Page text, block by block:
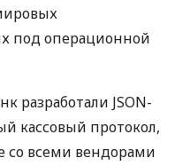
под операционной
разработали JSON-
кассовый протокол,
всеми вендорами